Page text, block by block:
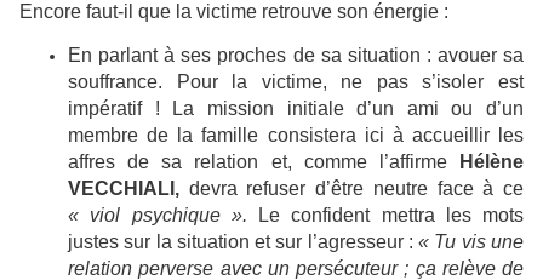
Encore faut-il que la victime retrouve son énergie :
En parlant à ses proches de sa situation : avouer sa
souffrance. Pour la victime, ne pas s’isoler est
impératif ! La mission initiale d’un ami ou d’un
membre de la famille consistera ici à accueillir les
affres de sa relation et, comme l’affirme
Hélène
VECCHIALI, devra refuser d’être neutre face à ce
« viol psychique ».
Le confident mettra les mots
justes sur la situation et sur l’agresseur : « Tu vis une
relation perverse avec un persécuteur ; ça relève de